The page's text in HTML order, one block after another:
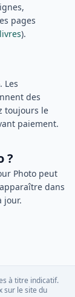
pages
livres).
Les
des
toujours le
paiement.
?
Photo peut
dans
jour.
à titre indicatif.
sur le site du